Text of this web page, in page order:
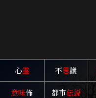
心霊 不思議
意味怖 都市伝説